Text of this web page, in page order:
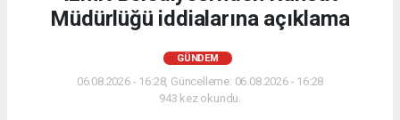
Müdürlüğü iddialarına açıklama
GÜNDEM
06.08.2026 - 16:28, Güncelleme: 06.08.2026 - 16:28
943 kez okundu.